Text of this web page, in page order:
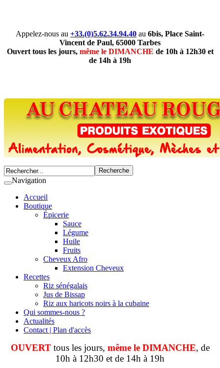
Appelez-nous au +33.(0)5.62.34.94.40 au 6bis, Place Saint-
Vincent de Paul, 65000 Tarbes
Ouvert tous les jours, même le DIMANCHE de 10h à 12h30 et
de 14h à 19h
Navigation
Accueil
Boutique
Épicerie
Sauce
Légume
Huile
Fruits
Cheveux Afro
Extension Cheveux
Recettes
Riz sénégalais
Jus de Bissap
Riz aux haricots noirs à la cubaine
Qui sommes-nous ?
Actualités
Contact | Plan d'accès
OUVERT tous les jours, même le DIMANCHE, de
10h à 12h30 et de 14h à 19h